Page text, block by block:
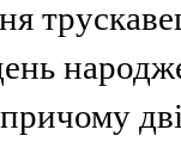
причому